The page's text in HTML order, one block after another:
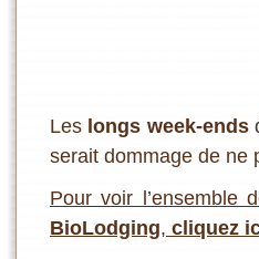
Les longs week-ends
serait dommage de ne
Pour voir l’ensemble
BioLodging, cliquez